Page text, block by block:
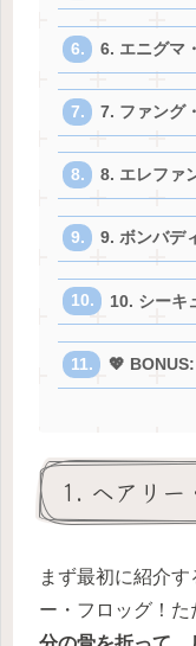
6. エニグマ
7. ファング
8. エレファ
9. ボンバデ
10. シーキ
💖
1. ヘアリー
まず最初に紹介
ー・フロッグ！た